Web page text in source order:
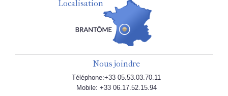
Localisation
Nous joindre
Téléphone:+33 05.53.03.70.11
Mobile: +33 06.17.52.15.94